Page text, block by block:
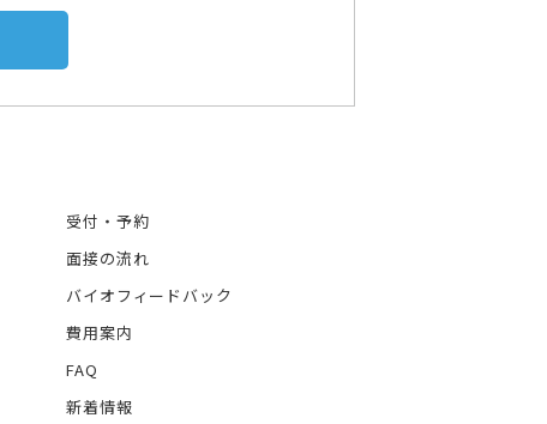
受付・予約
面接の流れ
バイオフィードバック
費用案内
FAQ
新着情報